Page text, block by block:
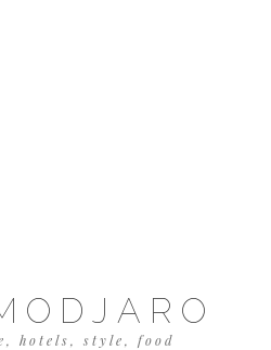
hotels, style, food